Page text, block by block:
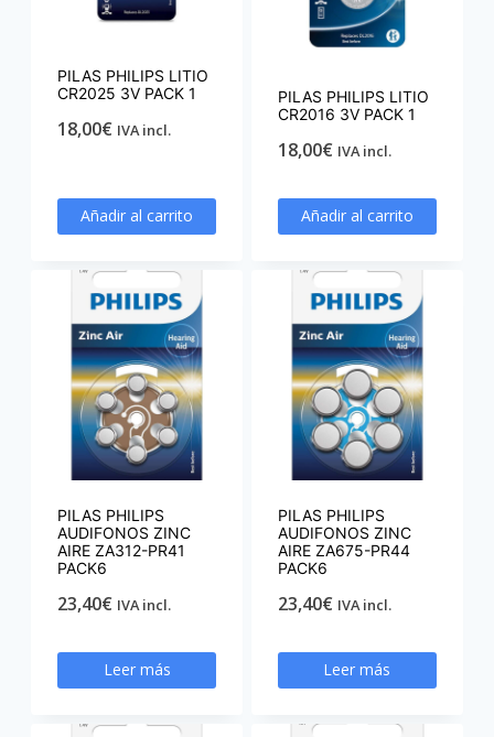
PILAS PHILIPS LITIO
CR2025 3V PACK 1
18,00€ IVA incl.
Añadir al carrito
PILAS PHILIPS LITIO
CR2016 3V PACK 1
18,00€ IVA incl.
Añadir al carrito
PILAS PHILIPS
AUDIFONOS ZINC
AIRE ZA312-PR41
PACK6
23,40€ IVA incl.
Leer más
PILAS PHILIPS
AUDIFONOS ZINC
AIRE ZA675-PR44
PACK6
23,40€ IVA incl.
Leer más